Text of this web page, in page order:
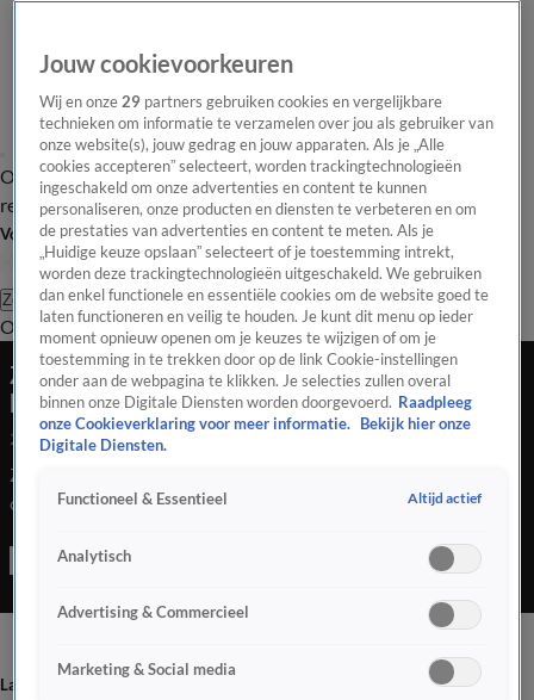
Overzicht Laatste nieuws Regionieuws Het beste van Hart
Tip de
redactie
Volg Hart van Nederland
Zoeken
OverzichtRegioUitzendingenWeerTip de redactiePanelVideo's
Zwaargewonde poes Phoenix weer helemaal
hersteld na caravanbrand
24 juli 2020, 23:33
Zwaargewonde poes Phoenix weer helemaal hersteld na
caravanbrand
Laatste nieuws
Jouw cookievoorkeuren
Wij en onze29 partners gebruiken cookies en vergelijkbare
technieken om informatie te verzamelen over jou als gebruiker van
onze website(s), jouw gedrag en jouw apparaten. Als je „Alle
cookies accepteren” selecteert, worden trackingtechnologieën
ingeschakeld om onze advertenties en content te kunnen
personaliseren, onze producten en diensten te verbeteren en om
de prestaties van advertenties en content te meten. Als je
„Huidige keuze opslaan” selecteert of je toestemming intrekt,
worden deze trackingtechnologieën uitgeschakeld. We gebruiken
dan enkel functionele en essentiële cookies om de website goed te
laten functioneren en veilig te houden. Je kunt dit menu op ieder
moment opnieuw openen om je keuzes te wijzigen of om je
toestemming in te trekken door op de link Cookie-instellingen
onder aan de webpagina te klikken. Je selecties zullen overal
binnen onze Digitale Diensten worden doorgevoerd. Raadpleeg
onze Cookieverklaring voor meer informatie.
Bekijk hier onze
Digitale Diensten.
Functioneel & Essentieel Altijd actief
Analytisch
Advertising & Commercieel
Marketing & Social media